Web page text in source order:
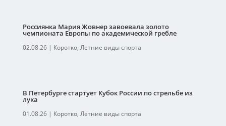
Россиянка Мария Жовнер завоевала золото
чемпионата Европы по академической гребле
02.08.26| Коротко, Летние виды спорта
В Петербурге стартует Кубок России по стрельбе из
лука
01.08.26| Коротко, Летние виды спорта